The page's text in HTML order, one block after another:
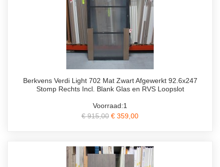
Berkvens Verdi Light 702 Mat Zwart Afgewerkt 92.6x247
Stomp Rechts Incl. Blank Glas en RVS Loopslot
Voorraad:1
€ 915,00 € 359,00